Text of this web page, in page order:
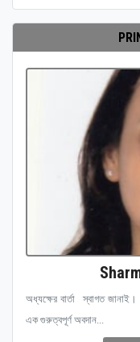
অধ্যক্ষের বার্তা স্বাগত জানাই।
এক গুরুত্বপূর্ণ অবদান...